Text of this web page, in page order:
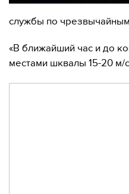
службы по
«В ближайший час и до
местами шквалы 15-20 м/